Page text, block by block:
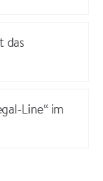
das
Line“ im